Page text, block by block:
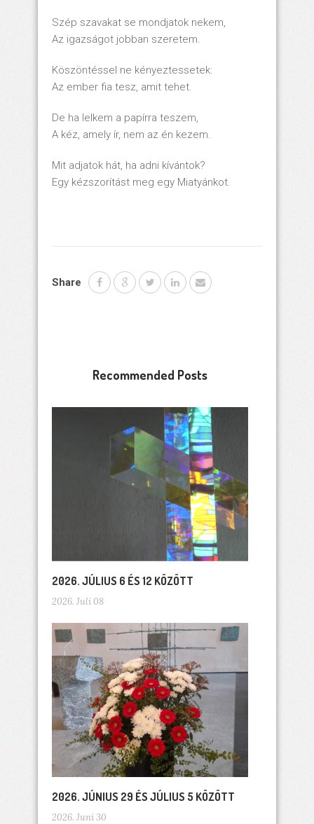
Szép szavakat se mondjatok nekem,
Az igazságot jobban szeretem.
Köszöntéssel ne kényeztessetek:
Az ember fia tesz, amit tehet.
De ha lelkem a papírra teszem,
A kéz, amely ír, nem az én kezem.
Mit adjatok hát, ha adni kívántok?
Egy kézszorítást meg egy Miatyánkot.
Share
Recommended Posts
2026. JÚLIUS 6 ÉS 12 KÖZÖTT
2026. Juli 08
2026. JÚNIUS 29 ÉS JÚLIUS 5 KÖZÖTT
2026. Juni 30